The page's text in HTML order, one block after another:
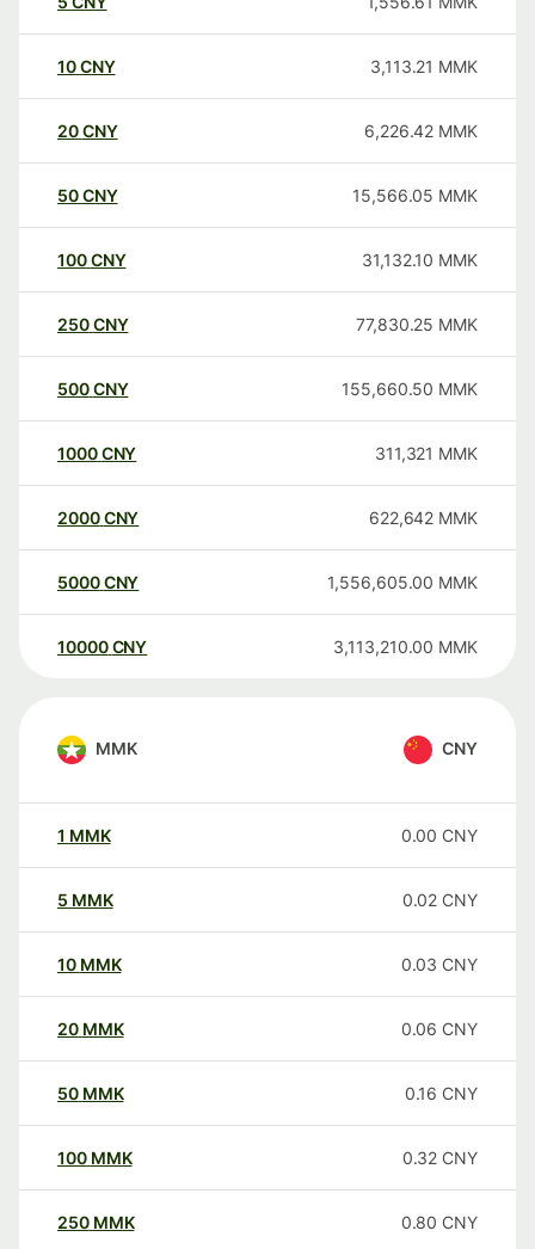
10CNY 3,113.21 MMK
20CNY 6,226.42 MMK
50CNY 15,566.05 MMK
100CNY 31,132.10 MMK
250CNY 77,830.25 MMK
500CNY 155,660.50 MMK
1000CNY 311,321 MMK
2000CNY 622,642 MMK
5000CNY 1,556,605.00 MMK
10000 CNY 3,113,210.00 MMK
MMK CNY
1 MMK 0.00 CNY
5 MMK 0.02 CNY
10 MMK 0.03 CNY
20 MMK 0.06 CNY
50 MMK 0.16 CNY
100 MMK 0.32 CNY
250 MMK 0.80 CNY